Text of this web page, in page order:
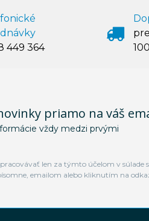
449 364
priamo na váš
vždy medzi prvými
len za týmto účelom v
emailom alebo kliknutím na